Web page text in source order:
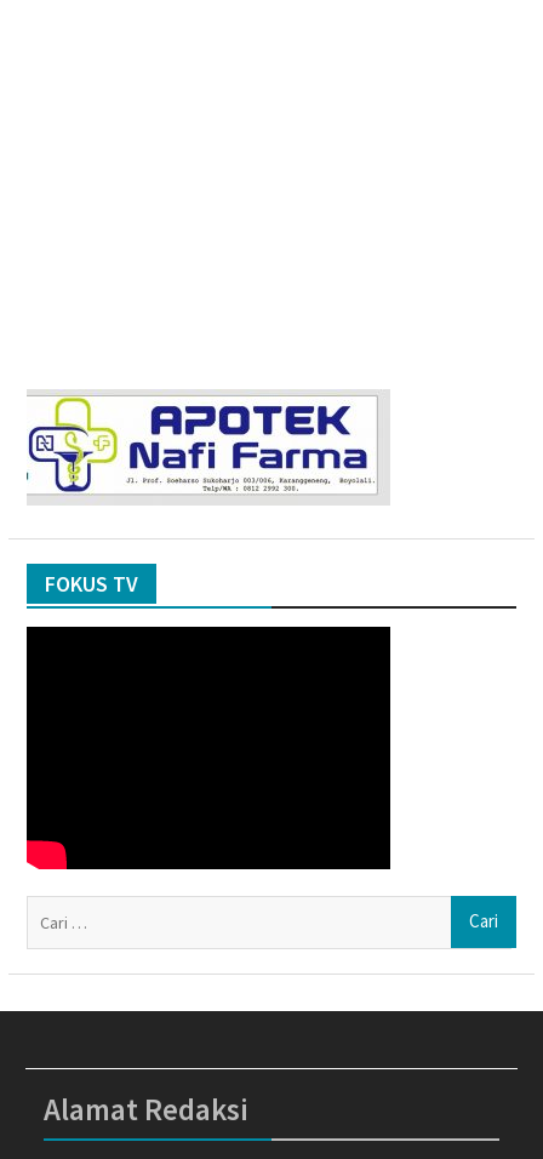
FOKUS TV
Alamat Redaksi